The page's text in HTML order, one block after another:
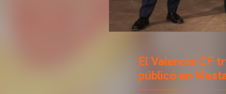
El Valencia CF
público en